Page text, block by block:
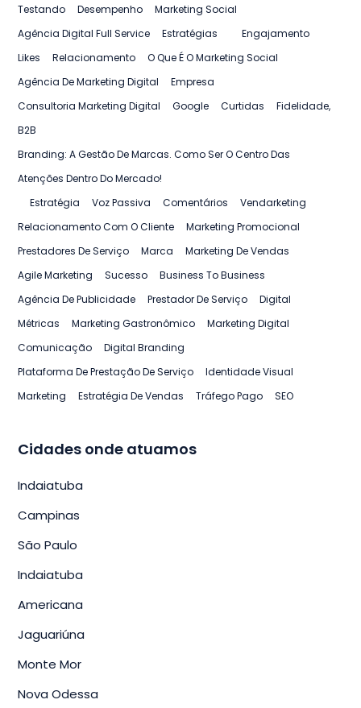
Testando Desempenho
Marketing Social
Agência Digital Full Service
Estratégias
Engajamento
Likes
Relacionamento
O Que É O Marketing Social
Agência De Marketing Digital
Empresa
Consultoria Marketing Digital
Google Curtidas
Fidelidade,
B2B
Branding: A Gestão De Marcas. Como Ser O Centro Das
Atenções Dentro Do Mercado!
Estratégia
Voz Passiva Comentários
Vendarketing
Relacionamento Com O Cliente
Marketing Promocional
Prestadores De Serviço
Marca
Marketing De Vendas
Agile Marketing
Sucesso
Business To Business
Agência De Publicidade
Prestador De Serviço
Digital
Métricas
Marketing Gastronômico
Marketing Digital
Comunicação
Digital Branding
Plataforma De Prestação De Serviço
Identidade Visual
Marketing
Estratégia De Vendas Tráfego Pago SEO
Cidades onde atuamos
Indaiatuba
Campinas
São Paulo
Indaiatuba
Americana
Jaguariúna
Monte Mor
Nova Odessa